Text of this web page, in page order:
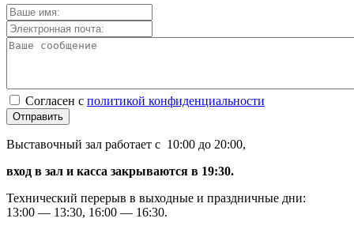
Согласен с политикой конфиденциальности
Отправить
Выставочный зал работает с 10:00 до 20:00,
вход в зал и касса закрываются в 19:30.
Технический перерыв в выходные и праздничные дни:
13:00 — 13:30, 16:00 — 16:30.